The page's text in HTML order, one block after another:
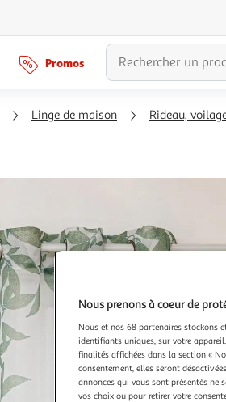
Promos
Linge de maison Rideau,
Nous prenons à coeur de
Nous et nos 68 partenaires stockons
identifiants uniques, sur votre
finalités affichées dans la section «
consentement, elles seront
annonces qui vous sont présentés ne
vos choix ou pour retirer votre